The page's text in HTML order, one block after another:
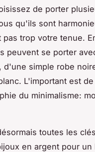
de porter
qu'ils sont
trop votre tenue.
peuvent se porter
d'une simple robe
L'important est
du minimalisme:
toutes les
en argent pour un